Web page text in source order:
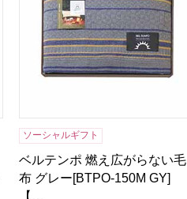
ソーシャルギフト
ベルテンポ 燃え広がらない毛
布 グレー[BTPO-150M GY]